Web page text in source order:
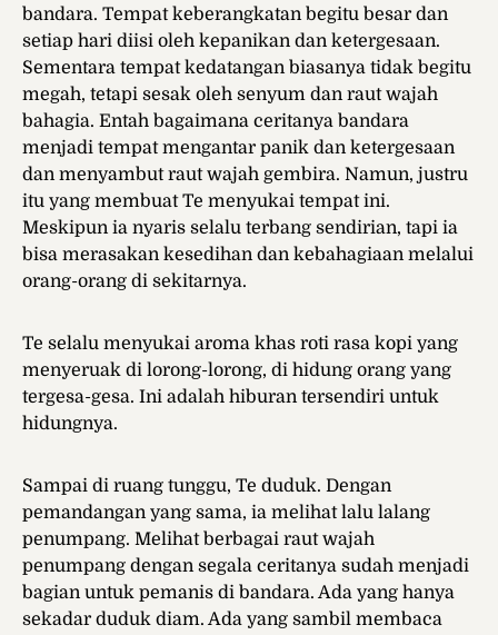
bandara. Tempat keberangkatan begitu besar dan
setiap hari diisi oleh kepanikan dan ketergesaan.
Sementara tempat kedatangan biasanya tidak begitu
megah, tetapi sesak oleh senyum dan raut wajah
bahagia. Entah bagaimana ceritanya bandara
menjadi tempat mengantar panik dan ketergesaan
dan menyambut raut wajah gembira. Namun, justru
itu yang membuat Te menyukai tempat ini.
Meskipun ia nyaris selalu terbang sendirian, tapi ia
bisa merasakan kesedihan dan kebahagiaan melalui
orang-orang di sekitarnya.
Te selalu menyukai aroma khas roti rasa kopi yang
menyeruak di lorong-lorong, di hidung orang yang
tergesa-gesa. Ini adalah hiburan tersendiri untuk
hidungnya.
Sampai di ruang tunggu, Te duduk. Dengan
pemandangan yang sama, ia melihat lalu lalang
penumpang. Melihat berbagai raut wajah
penumpang dengan segala ceritanya sudah menjadi
bagian untuk pemanis di bandara. Ada yang hanya
sekadar duduk diam. Ada yang sambil membaca